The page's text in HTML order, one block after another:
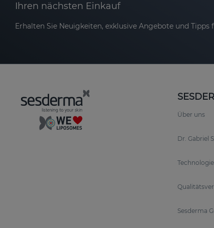
Ihren nächsten Einkauf
Erhalten Sie Neuigkeiten, exklusive Angebote und Tipps
Über uns
Dr. Gabriel
Sesderma